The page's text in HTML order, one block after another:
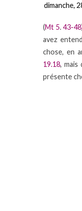
dimanche,
(Mt 5.43-48
avez
chose, en
19.18, mais
présente